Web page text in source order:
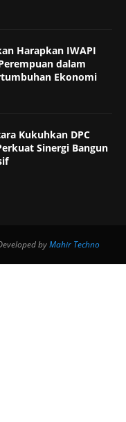
Harapkan IWAPI
dalam
Ekonomi
Kukuhkan DPC
Sinergi Bangun
byMahir Techno